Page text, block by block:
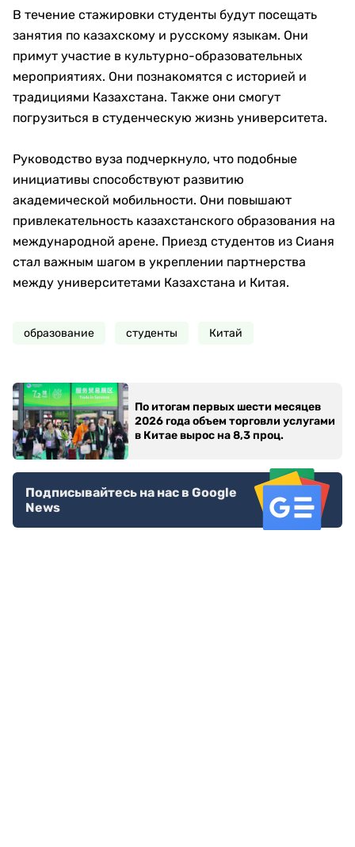
В течение стажировки студенты будут посещать
занятия по казахскому и русскому языкам. Они
примут участие в культурно-образовательных
мероприятиях. Они познакомятся с историей и
традициями Казахстана. Также они смогут
погрузиться в студенческую жизнь университета.
Руководство вуза подчеркнуло, что подобные
инициативы способствуют развитию
академической мобильности. Они повышают
привлекательность казахстанского образования на
международной арене. Приезд студентов из Сианя
стал важным шагом в укреплении партнерства
между университетами Казахстана и Китая.
образование студенты Китай
По итогам первых шести месяцев
2026 года объем торговли услугами
в Китае вырос на 8,3 проц.
Подписывайтесь на нас в Google
News